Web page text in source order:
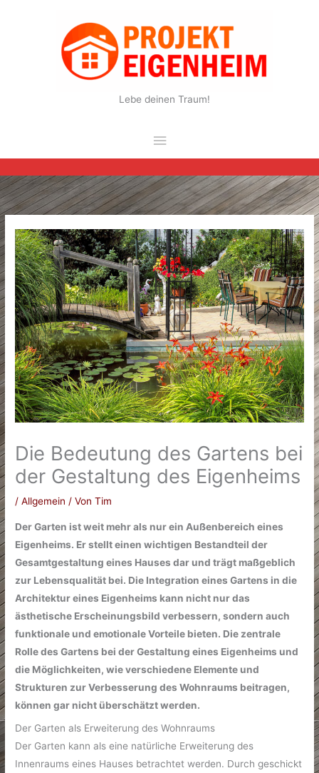
Lebe deinen Traum!
Hauptmenü
Die Bedeutung des Gartens bei
der Gestaltung des Eigenheims
/Allgemein / VonTim
Der Garten ist weit mehr als nur ein Außenbereich eines
Eigenheims. Er stellt einen wichtigen Bestandteil der
Gesamtgestaltung eines Hauses dar und trägt maßgeblich
zur Lebensqualität bei. Die Integration eines Gartens in die
Architektur eines Eigenheims kann nicht nur das
ästhetische Erscheinungsbild verbessern, sondern auch
funktionale und emotionale Vorteile bieten. Die zentrale
Rolle des Gartens bei der Gestaltung eines Eigenheims und
die Möglichkeiten, wie verschiedene Elemente und
Strukturen zur Verbesserung des Wohnraums beitragen,
können gar nicht überschätzt werden.
Der Garten als Erweiterung des Wohnraums
Der Garten kann als eine natürliche Erweiterung des
Innenraums eines Hauses betrachtet werden. Durch geschickt